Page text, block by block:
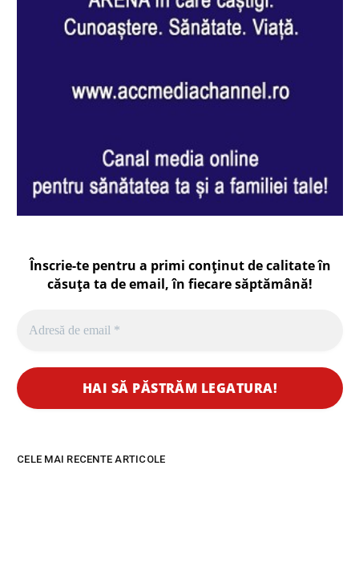
Înscrie-te pentru a primi conținut de calitate în
căsuța ta de email, în fiecaresăptămână!
CELE MAI RECENTE ARTICOLE